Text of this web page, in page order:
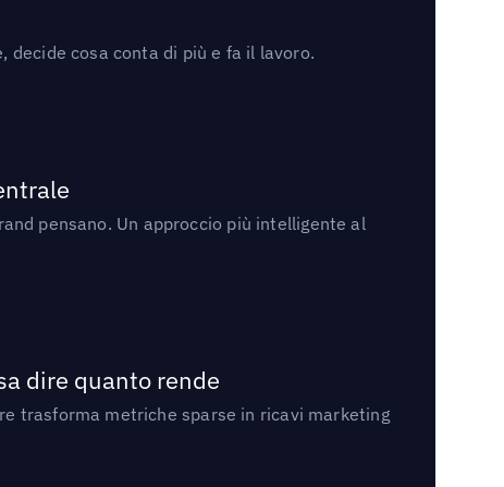
decide cosa conta di più e fa il lavoro.
pensano. Un approccio più intelligente al
dire quanto rende
trasforma metriche sparse in ricavi marketing